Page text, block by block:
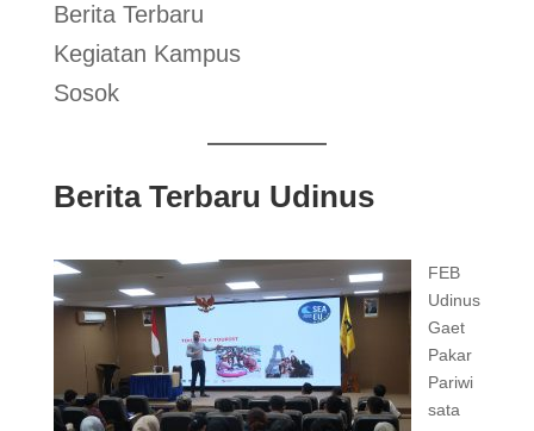
Berita Terbaru
Kegiatan Kampus
Sosok
Berita Terbaru Udinus
FEB
Udinus
Gaet
Pakar
Pariwi
sata